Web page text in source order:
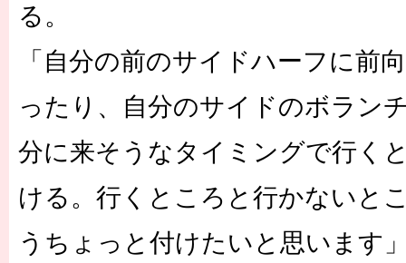
る。
「自分の前のサイドハーフに前
ったり、自分のサイドのボラン
分に来そうなタイミングで行く
ける。行くところと行かないと
うちょっと付けたいと思います